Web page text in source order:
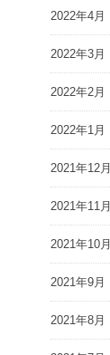
2022年4月
2022年3月
2022年2月
2022年1月
2021年12月
2021年11月
2021年10月
2021年9月
2021年8月